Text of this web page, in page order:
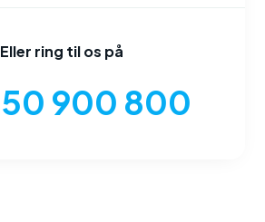
Eller ring til os på
50 900 800